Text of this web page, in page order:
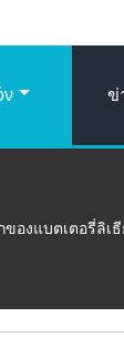
ข่
องแบตเตอรี่ลิเ